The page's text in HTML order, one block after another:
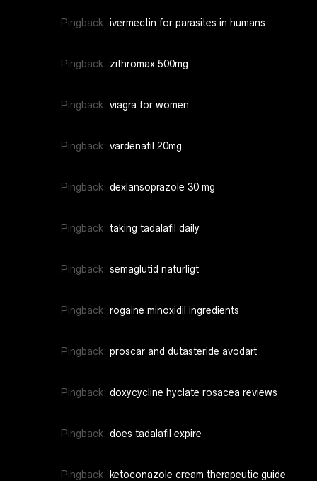
Pingback: ivermectin for parasites in humans
Pingback: zithromax 500mg
Pingback: viagra for women
Pingback: vardenafil 20mg
Pingback: dexlansoprazole 30 mg
Pingback: taking tadalafil daily
Pingback: semaglutid naturligt
Pingback: rogaine minoxidil ingredients
Pingback: proscar and dutasteride avodart
Pingback: doxycycline hyclate rosacea reviews
Pingback: does tadalafil expire
Pingback: ketoconazole cream therapeutic guide